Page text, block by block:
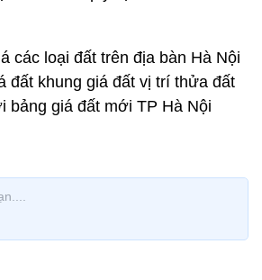
các loại đất trên địa bàn Hà Nội
đất khung giá đất vị trí thửa đất
bảng giá đất mới TP Hà Nội